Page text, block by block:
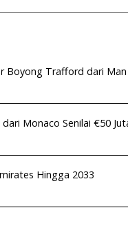
Boyong Trafford dari
Monaco Senilai €50
Hingga 2033